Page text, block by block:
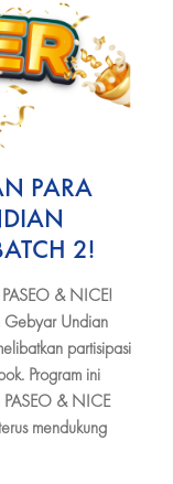
PARA
2!
& NICE!
Gebyar Undian
partisipasi
Program ini
& NICE
mendukung